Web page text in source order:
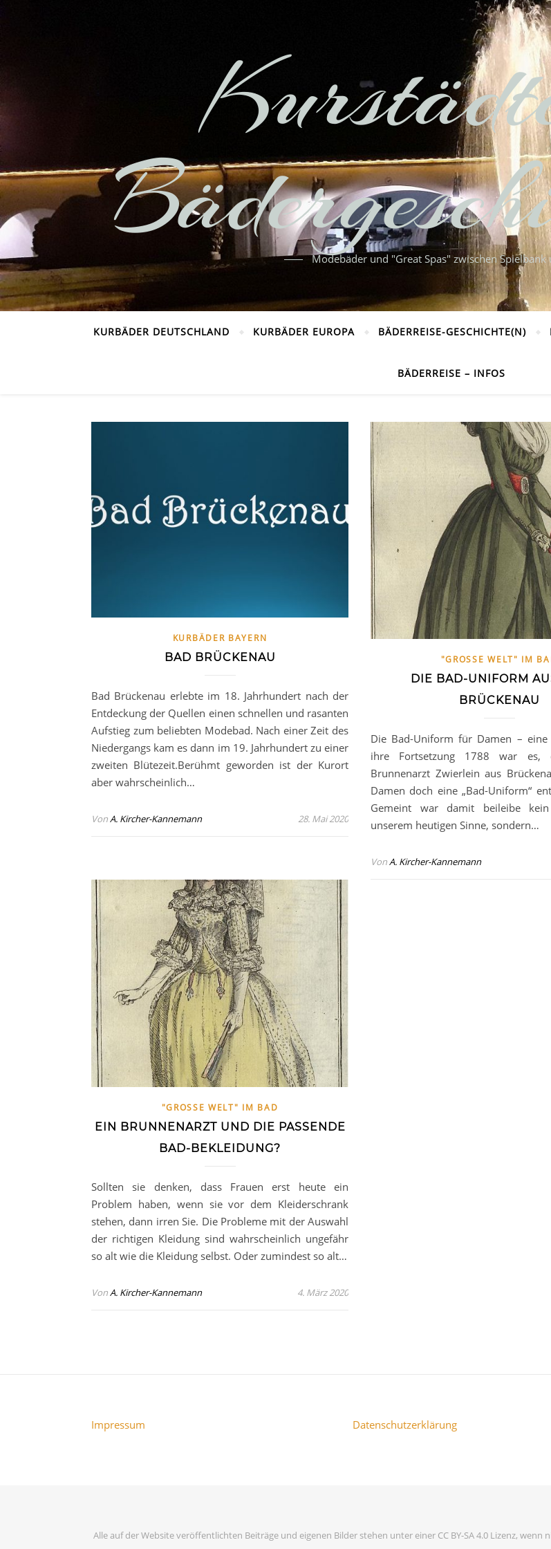
Modebäder und "Great Spas" zwischen Spielbank
KURBÄDER DEUTSCHLAND KURBÄDER EUROPA BÄDERREISE-GESCHICHTE(N)
BÄDERREISE – INFOS
KURBÄDER BAYERN
BAD BRÜCKENAU
Bad Brückenau erlebte im 18. Jahrhundert nach der
Entdeckung der Quellen einen schnellen und rasanten
Aufstieg zum beliebten Modebad. Nach einer Zeit des
Niedergangs kam es dann im 19. Jahrhundert zu einer
zweiten Blütezeit.Berühmt geworden ist der Kurort
aber wahrscheinlich…
VonA. Kircher-Kannemann 28. Mai 2020
"GROSSE WELT" IM BAD
DIE BAD-UNIFORM
BRÜCKENAU
Die Bad-Uniform für Damen – eine
ihre Fortsetzung 1788 war es,
Brunnenarzt Zwierlein aus
Damen doch eine „Bad-Uniform“
Gemeint war damit beileibe
unserem heutigen Sinne, sondern…
VonA. Kircher-Kannemann
"GROSSE WELT" IM BAD
EIN BRUNNENARZT UND DIE PASSENDE
BAD-BEKLEIDUNG?
Sollten sie denken, dass Frauen erst heute ein
Problem haben, wenn sie vor dem Kleiderschrank
stehen, dann irren Sie. Die Probleme mit der Auswahl
der richtigen Kleidung sind wahrscheinlich ungefähr
so alt wie die Kleidung selbst. Oder zumindest so alt…
VonA. Kircher-Kannemann 4. März 2020
Impressum Datenschutzerklärung
Alle auf der Website veröffentlichten Beiträge und eigenen Bilder stehen unter einer CC BY-SA 4.0 Lizenz, wenn